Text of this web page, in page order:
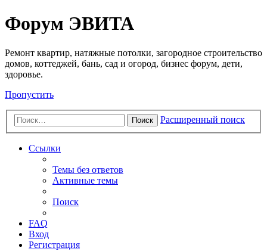
Регистрация
Форум ЭВИТА
Ремонт квартир, натяжные потолки, загородное строительство
домов, коттеджей, бань, сад и огород, бизнес форум, дети,
здоровье.
Пропустить
Поиск Расширенный поиск
Ссылки
Темы без ответов
Активные темы
Поиск
FAQ
Вход
Регистрация